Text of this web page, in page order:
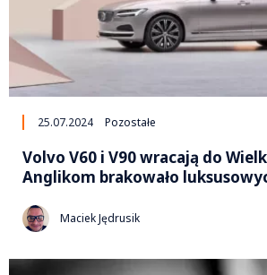
25.07.2024 Pozostałe
Volvo V60 i V90 wracają do
Anglikom brakowało
Maciek Jędrusik